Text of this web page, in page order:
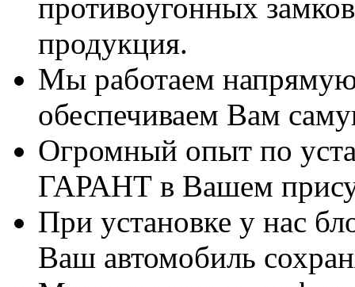
противоугонных
продукция.
Мы работаем
обеспечиваем Вам
Огромный опыт по
ГАРАНТ в Вашем
При установке у нас
Ваш автомобиль